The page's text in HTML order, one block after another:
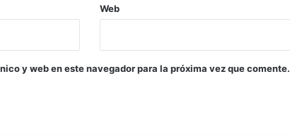
Web
y web en este navegador para la próxima vez que comente.